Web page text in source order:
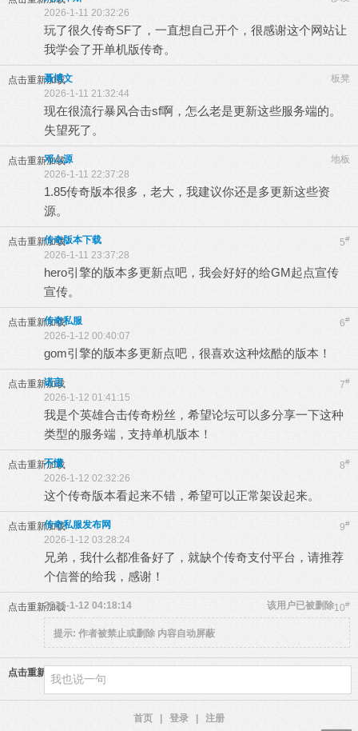
2026-1-11 20:32:26
玩了很久传奇SF了，一直想自己开个，很感谢这个网站让
我学会了开单机版传奇。
点击重新加载 板凳
聂博文
2026-1-11 21:32:44
现在很流行暴风合击sf啊，怎么老是更新这些服务端的。
失望死了。
点击重新加载 地板
邓厶源
2026-1-11 22:37:28
1.85传奇版本很多，老大，我建议你还是多更新这些资
源。
点击重新加载 5#
传奇版本下载
2026-1-11 23:37:28
hero引擎的版本多更新点吧，我会好好的给GM起点宣传
宣传。
点击重新加载 6#
传奇私服
2026-1-12 00:40:07
gom引擎的版本多更新点吧，很喜欢这种炫酷的版本！
点击重新加载 7#
诺言
2026-1-12 01:41:15
我是个英雄合击传奇粉丝，希望论坛可以多分享一下这种
类型的服务端，支持单机版本！
点击重新加载 8#
不懂
2026-1-12 02:32:26
这个传奇版本看起来不错，希望可以正常架设起来。
点击重新加载 9#
传奇私服发布网
2026-1-12 03:28:24
兄弟，我什么都准备好了，就缺个传奇支付平台，请推荐
个信誉的给我，感谢！
点击重新加载 10#
该用户已被删除
2026-1-12 04:18:14
提示: 作者被禁止或删除 内容自动屏蔽
点击重新加载
首页 登录 注册